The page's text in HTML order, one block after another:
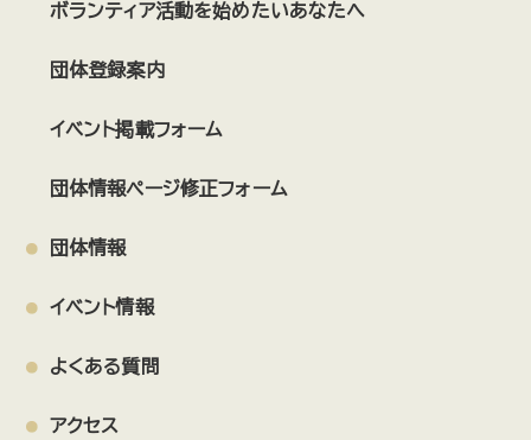
ボランティア活動を始めたいあなたへ
団体登録案内
イベント掲載フォーム
団体情報ページ修正フォーム
団体情報
イベント情報
よくある質問
アクセス